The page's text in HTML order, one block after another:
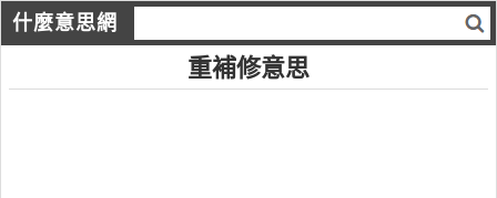
什麼意思網
重補修意思